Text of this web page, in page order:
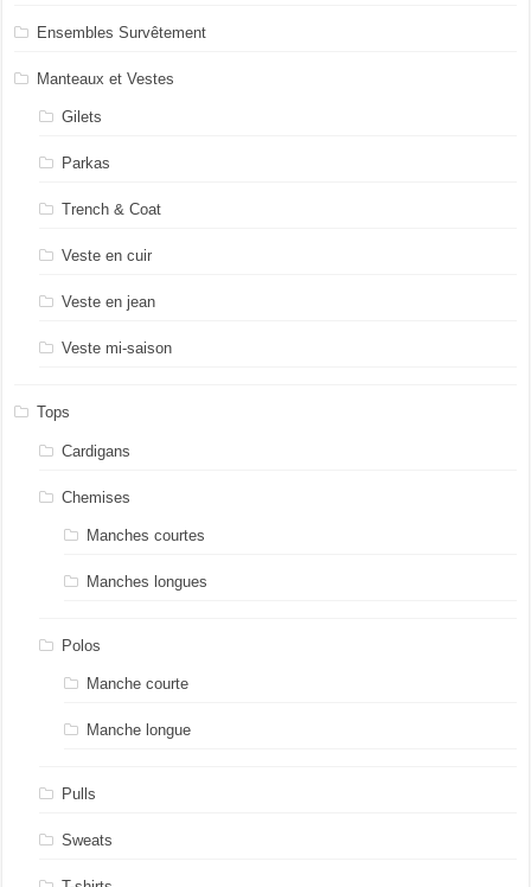
Ensembles Survêtement
Manteaux et Vestes
Gilets
Parkas
Trench & Coat
Veste en cuir
Veste en jean
Veste mi-saison
Tops
Cardigans
Chemises
Manches courtes
Manches longues
Polos
Manche courte
Manche longue
Pulls
Sweats